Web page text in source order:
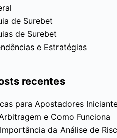
de Surebet
de Surebet
e Estratégias
recentes
para Apostadores
e Como Funciona
da Análise de